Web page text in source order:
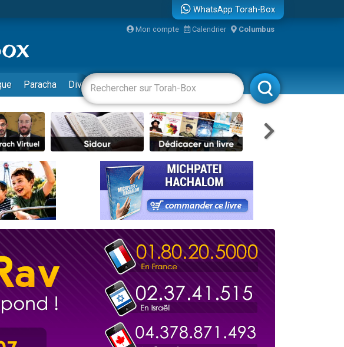
appartement insalubre
Orphelins
Pour les Enfants
WhatsApp Torah-Box
Mon compte Calendrier Columbus
Paracha Divertissements Livres Rabbanim